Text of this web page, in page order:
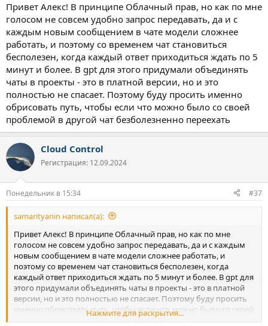
Привет Алекс! В принципе Облачный прав, но как по мне
голосом не совсем удобно запрос передавать, да и с
каждым новым сообщением в чате модели сложнее
работать, и поэтому со временем чат становиться
бесполезен, когда каждый ответ приходиться ждать по 5
минут и более. В gpt для этого придумали объединять
чаты в проекты - это в платной версии, но и это
полностью не спасает. Поэтому буду просить именно
обрисовать путь, чтобы если что можно было со своей
проблемой в другой чат безболезненно переехать
Cloud Control
Регистрация: 12.09.2024
Понедельник в 15:34 #37
samarityanin написал(а):
Привет Алекс! В принципе Облачный прав, но как по мне
голосом не совсем удобно запрос передавать, да и с каждым
новым сообщением в чате модели сложнее работать, и
поэтому со временем чат становиться бесполезен, когда
каждый ответ приходиться ждать по 5 минут и более. В gpt для
этого придумали объединять чаты в проекты - это в платной
версии, но и это полностью не спасает. Поэтому буду просить
именно обрисовать путь, чтобы если что можно было со своей
проблемой в другой чат безболезненно переехать
Нажмите для раскрытия...